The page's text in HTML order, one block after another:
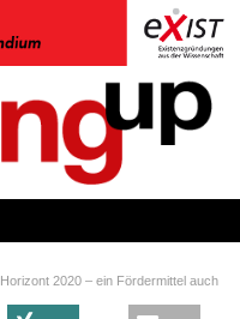
Horizont 2020 – ein Fördermittel auch